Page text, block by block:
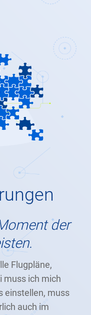
der
Flugpläne,
muss ich mich
einstellen, muss
auch im